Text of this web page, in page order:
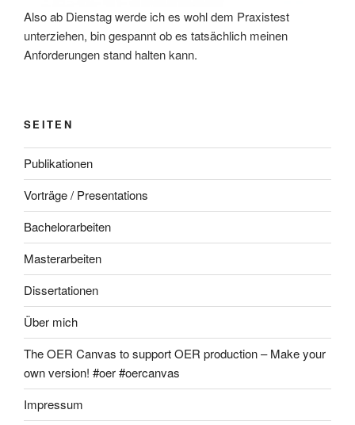
Also ab Dienstag werde ich es wohl dem Praxistest
unterziehen, bin gespannt ob es tatsächlich meinen
Anforderungen stand halten kann.
SEITEN
Publikationen
Vorträge / Presentations
Bachelorarbeiten
Masterarbeiten
Dissertationen
Über mich
The OER Canvas to support OER production – Make your
own version! #oer #oercanvas
Impressum